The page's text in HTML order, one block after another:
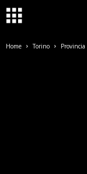
Home Torino Provincia